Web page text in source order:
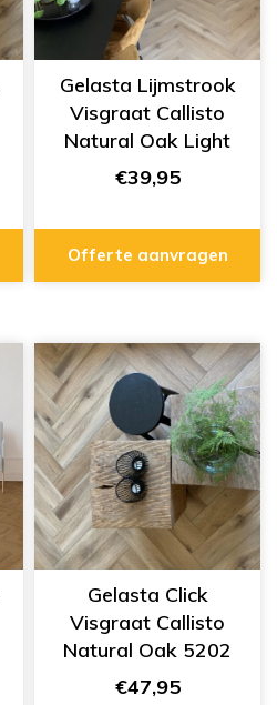
Gelasta Lijmstrook
Visgraat Callisto
Natural Oak Light
4201
€39,95
Offerte aanvragen
Gelasta Click
Visgraat Callisto
Natural Oak 5202
€47,95